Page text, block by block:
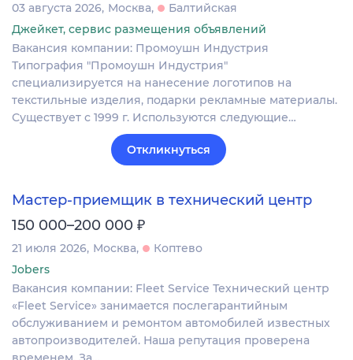
03 августа 2026 Москва
Балтийская
Джейкет, сервис размещения объявлений
Вакансия компании: Промоушн Индустрия
Типография "Промоушн Индустрия"
специализируется на нанесение логотипов на
текстильные изделия, подарки рекламные материалы.
Существует с 1999 г. Используются следующие…
Откликнуться
Мастер-приемщик в технический центр
150 000–200 000 ₽
21 июля 2026 Москва
Коптево
Jobers
Вакансия компании: Fleet Service Технический центр
«Fleet Service» занимается послегарантийным
обслуживанием и ремонтом автомобилей известных
автопроизводителей. Наша репутация проверена